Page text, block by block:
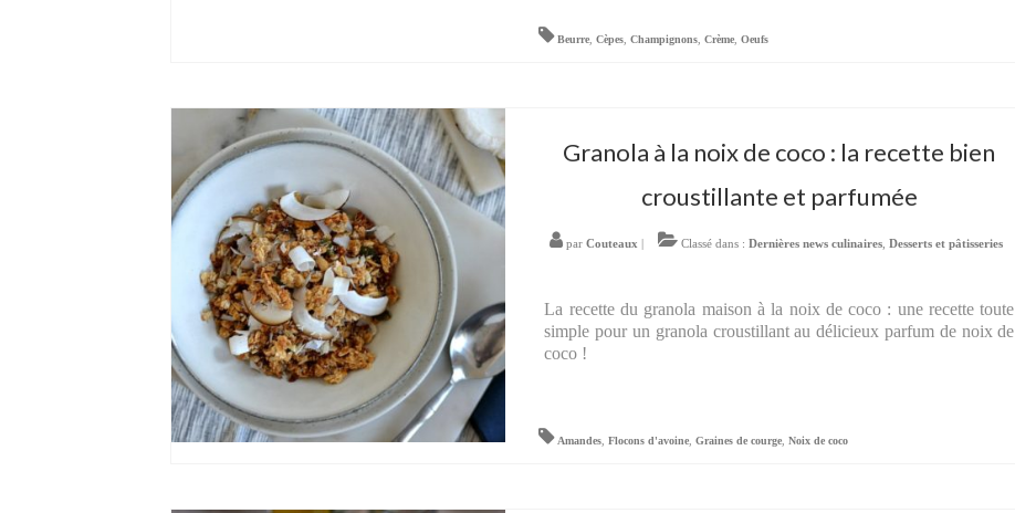
Beurre ,Cèpes ,Champignons ,Crème ,Oeufs
Granola à la noix de coco : la recette bien
croustillante et parfumée
parCouteaux | Classé dans :Dernières news culinaires ,Desserts et pâtisseries
La recette du granola maison à la noix de coco : une recette toute
simple pour un granola croustillant au délicieux parfum de noix de
coco !
Amandes ,Flocons d'avoine ,Graines de courge ,Noix de coco